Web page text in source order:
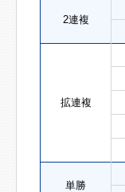
2連複
拡連複
単勝